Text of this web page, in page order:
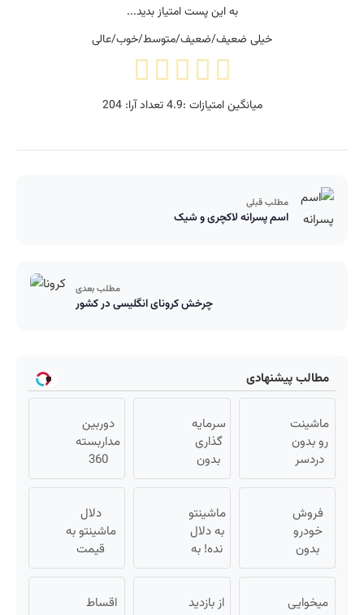
به این پست امتیاز بدید...
خیلی ضعیف/ضعیف/متوسط/خوب/عالی
میانگین امتیازات :4.9تعداد آرا:204
مطلب قبلی
اسم پسرانه لاکچری و شیک
مطلب بعدی
چرخش کرونای انگلیسی در کشور
مطالب پیشنهادی
ماشینت
رو بدون
دردسر
بفروش |
کمسیون
😍
سرمایه
گذاری
بدون
ریسک
38
درصد
سالانه
📈
دوربین
مداربسته
360
درجه |
آسان و
راحت
فروش
خودرو
بدون
کمیسیون
ماشینتو
به دلال
نده! به
مصرف
بفروش!
دلال
ماشینتو به
قیمت
نمیخره! بیا
قیمت
میخوایی
از بازدید
اقساط